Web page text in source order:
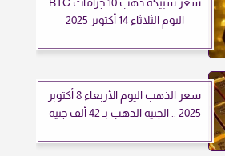
سعر سبيكة ذهب 10 جرامات BTC
اليوم الثلاثاء 14 أكتوبر 2025
سعر الذهب اليوم الأربعاء 8 أكتوبر
2025 .. الجنيه الذهب بـ 42 ألف جنيه